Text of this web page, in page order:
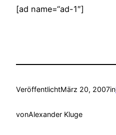
[ad name=“ad-1″]
VeröffentlichtMärz 20, 2007in
vonAlexander Kluge